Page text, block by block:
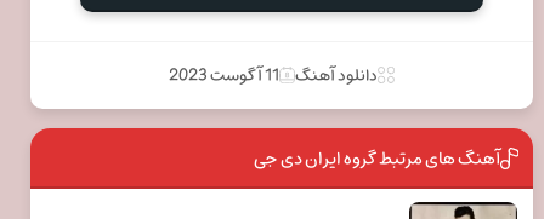
دانلود آهنگ 11 آگوست 2023
آهنگ های مرتبط گروه ایران دی جی